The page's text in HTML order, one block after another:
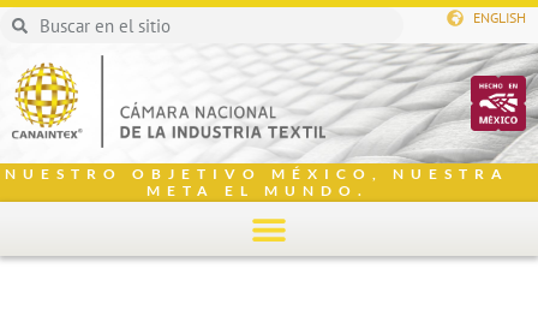
ENGLISH
NUESTRO OBJETIVO MÉXICO, NUESTRA
META EL MUNDO.